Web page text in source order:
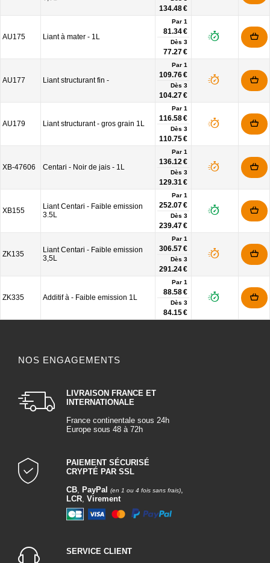
134.48 €
AU175 Liant à mater - 1L
Par 1
81.34 €
Dès 3
77.27 €
AU177 Liant structurant fin -
Par 1
109.76 €
Dès 3
104.27 €
AU179 Liant structurant - gros grain 1L
Par 1
116.58 €
Dès 3
110.75 €
XB-47606 Centari - Noir de jais - 1L
Par 1
136.12 €
Dès 3
129.31 €
XB155
Liant Centari - Faible emission
3.5L
Par 1
252.07 €
Dès 3
239.47 €
ZK135
Liant Centari - Faible emission
3,5L
Par 1
306.57 €
Dès 3
291.24 €
ZK335 Additif à - Faible emission 1L
Par 1
88.58 €
Dès 3
84.15 €
NOS ENGAGEMENTS
LIVRAISON FRANCE ET
INTERNATIONALE
France continentale sous 24h
Europe sous 48 à 72h
PAIEMENT SÉCURISÉ
CRYPTÉ PAR SSL
CB, PayPal (en 1 ou 4 fois sans frais),
LCR, Virement
SERVICE CLIENT